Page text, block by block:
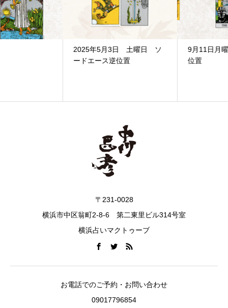
2025年5月3日 土曜日 ソ
9月11日月曜日 ソード9正
位置
〒231-0028
横浜市中区翁町2-8-6 第二東里ビル314号室
横浜占いマクトゥーブ
お電話でのご予約・お問い合わせ
09017796854